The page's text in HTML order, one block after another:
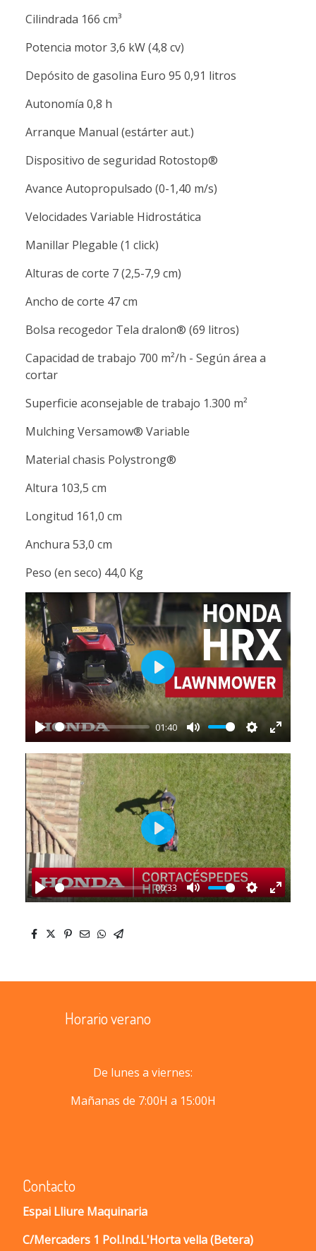
Cilindrada 166 cm³
Potencia motor 3,6 kW (4,8 cv)
Depósito de gasolina Euro 95 0,91 litros
Autonomía 0,8 h
Arranque Manual (estárter aut.)
Dispositivo de seguridad Rotostop®
Avance Autopropulsado (0-1,40 m/s)
Velocidades Variable Hidrostática
Manillar Plegable (1 click)
Alturas de corte 7 (2,5-7,9 cm)
Ancho de corte 47 cm
Bolsa recogedor Tela dralon® (69 litros)
Capacidad de trabajo 700 m²/h - Según área a
cortar
Superficie aconsejable de trabajo 1.300 m²
Mulching Versamow® Variable
Material chasis Polystrong®
Altura 103,5 cm
Longitud 161,0 cm
Anchura 53,0 cm
Peso (en seco) 44,0 Kg
Play
01:40
Mute Settings
Enter
Play
Play
00:33
Mute Settings
Enter
Play
Horario verano
De lunes a viernes:
Mañanas de 7:00H a 15:00H
Contacto
Espai Lliure Maquinaria
C/Mercaders 1 Pol.Ind.L'Horta vella (Betera)